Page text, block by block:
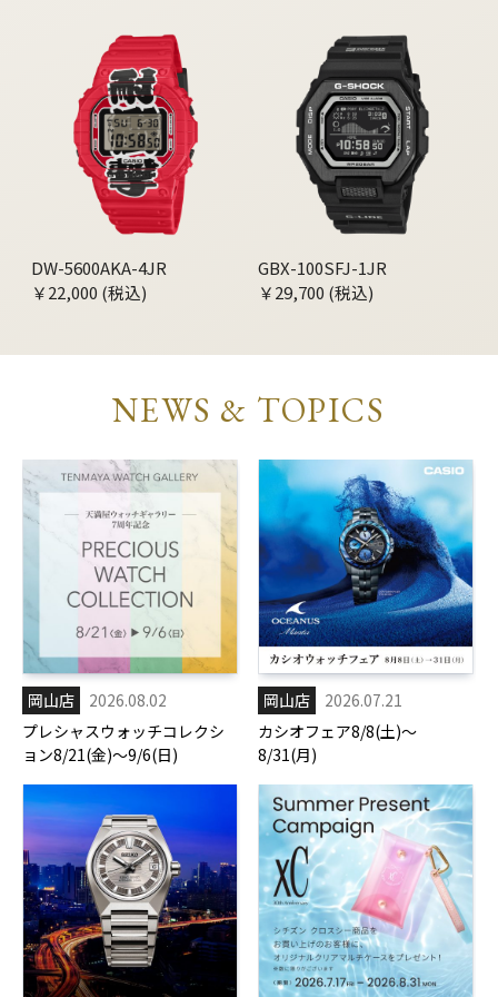
DW-5600AKA-4JR
￥22,000 (税込)
GBX-100SFJ-1JR
￥29,700 (税込)
NEWS & TOPICS
岡山店
2026.08.02
プレシャスウォッチコレクシ
ョン8/21(金)～9/6(日)
岡山店
2026.07.21
カシオフェア8/8(土)～
8/31(月)